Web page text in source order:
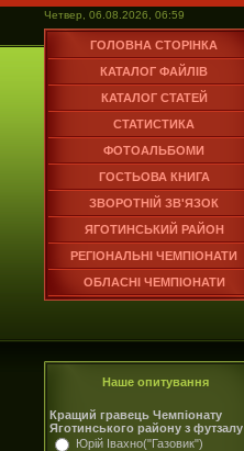
Четвер, 06.08.2026, 06:59
ГОЛОВНА СТОРІНКА
КАТАЛОГ ФАЙЛІВ
КАТАЛОГ СТАТЕЙ
СТАТИСТИКА
ФОТОАЛЬБОМИ
ГОСТЬОВА КНИГА
ЗВОРОТНІЙ ЗВ'ЯЗОК
ЯГОТИНСЬКИЙ РАЙОН
РЕГІОНАЛЬНІ ЧЕМПІОНАТИ
ОБЛАСНІ ЧЕМПІОНАТИ
Наше опитування
Кращий гравець Чемпіонату
Яготинського району з футзалу
Юрій Івахно("Газовик")